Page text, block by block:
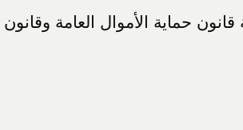
قانون حماية الأموال العامة وقانون